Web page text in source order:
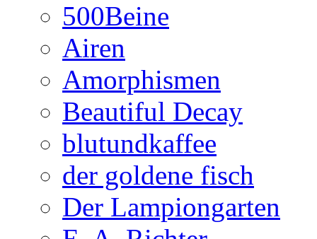
500Beine
Airen
Amorphismen
Beautiful Decay
blutundkaffee
der goldene fisch
Der Lampiongarten